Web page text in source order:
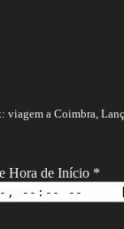
a Coimbra,
Hora de Início *